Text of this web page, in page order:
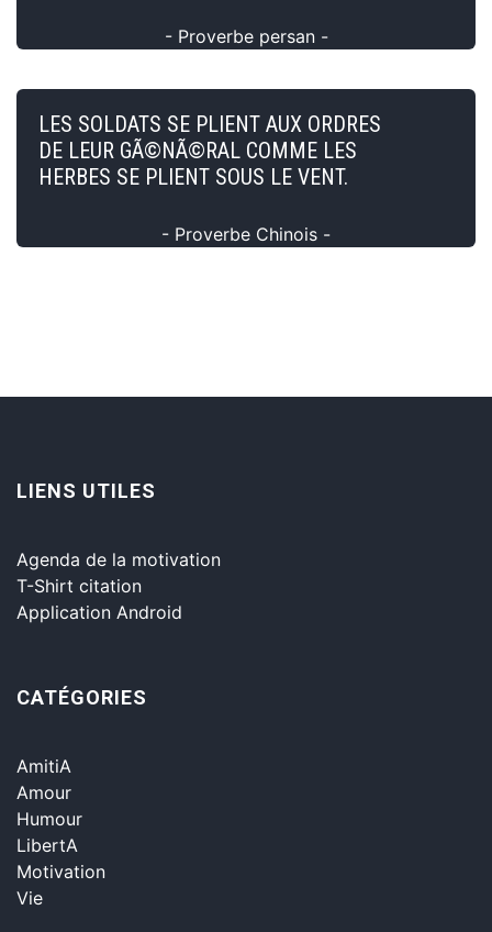
- Proverbe persan -
LES SOLDATS SE PLIENT AUX ORDRES
DE LEUR GÃ©NÃ©RAL COMME LES
HERBES SE PLIENT SOUS LE VENT.
- Proverbe Chinois -
LIENS UTILES
Agenda de la motivation
T-Shirt citation
Application Android
CATÉGORIES
AmitiA
Amour
Humour
LibertA
Motivation
Vie